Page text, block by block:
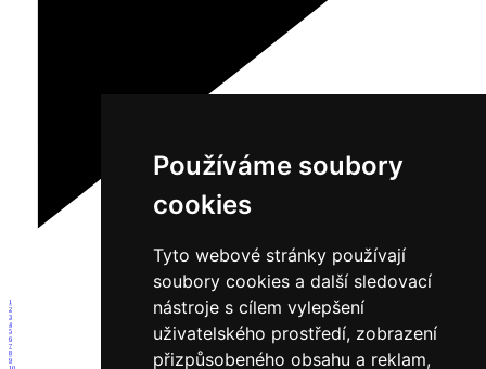
Používáme soubory
cookies
Tyto webové stránky používají
soubory cookies a další sledovací
nástroje s cílem vylepšení
uživatelského prostředí, zobrazení
přizpůsobeného obsahu a reklam,
1
2
3
4
5
6
7
8
9